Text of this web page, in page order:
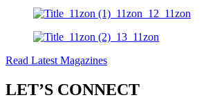
Read Latest Magazines
LET’S CONNECT